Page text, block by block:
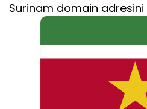
Surinam domain